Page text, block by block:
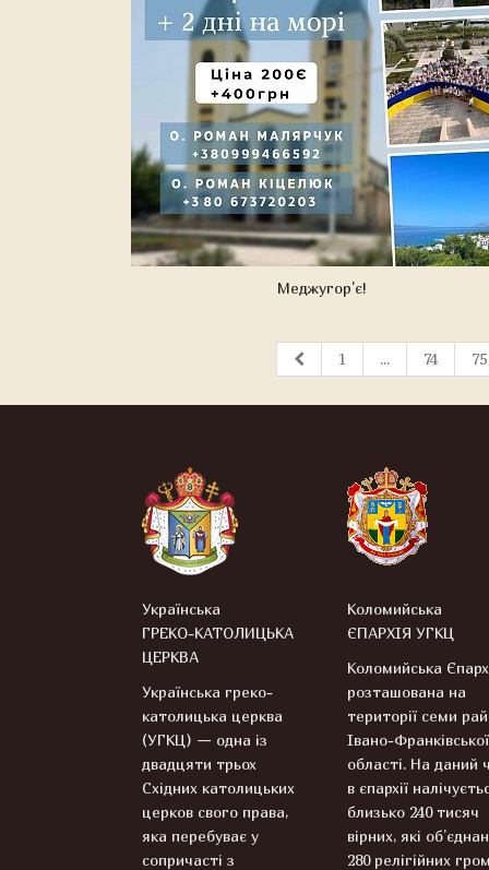
Меджугор'є!
1 ... 74 75
Українська
ГРЕКО-КАТОЛИЦЬКА
ЦЕРКВА
Українська греко-
католицька церква
(УГКЦ) — одна із
двадцяти трьох
Східних католицьких
церков свого права,
яка перебуває у
сопричасті з
Коломийська
ЄПАРХІЯ УГКЦ
Коломийська
розташована на
території семи
Івано-Франківської
області. На даний
в єпархії
близько 240 тисяч
вірних, які
280 релігійних